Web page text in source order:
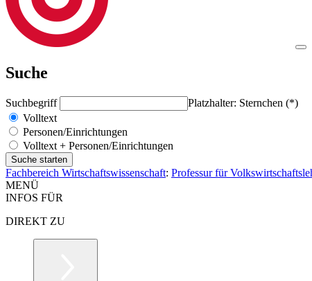
Suche
Suchbegriff
Platzhalter: Sternchen (*)
Volltext
Personen/Einrichtungen
Volltext + Personen/Einrichtungen
Fachbereich Wirtschaftswissenschaft: Professur für
MENÜ
INFOS FÜR
DIREKT ZU